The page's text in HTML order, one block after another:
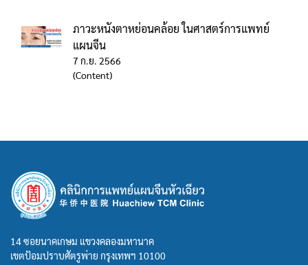
ภาวะหนังตาหย่อนคล้อย ในศาสตร์การแพทย์
แผนจีน
7 ก.ย. 2566
(Content)
14 ซอยนาคเกษม แขวงคลองมหานาค
เขตป้อมปราบศัตรูพ่าย กรุงเทพฯ 10100